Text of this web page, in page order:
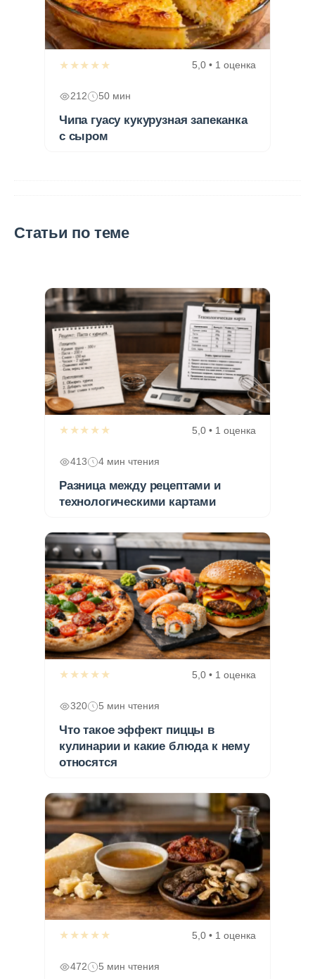
★★★★★ 5,0 • 1 оценка
212 50 мин
Чипа гуасу кукурузная запеканка
с сыром
Статьи по теме
★★★★★ 5,0 • 1 оценка
413 4 мин чтения
Разница между рецептами и
технологическими картами
★★★★★ 5,0 • 1 оценка
320 5 мин чтения
Что такое эффект пиццы в
кулинарии и какие блюда к нему
относятся
★★★★★ 5,0 • 1 оценка
472 5 мин чтения